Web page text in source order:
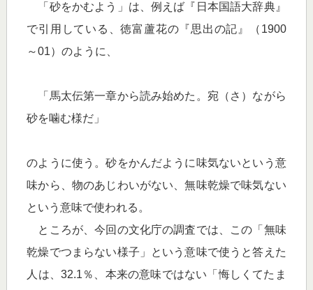
「砂をかむよう」は、例えば『日本国語大辞典』
で引用している、徳富蘆花の『思出の記』（1900
～01）のように、
「馬太伝第一章から読み始めた。宛（さ）ながら
砂を噛む様だ」
のように使う。砂をかんだように味気ないという意
味から、物のあじわいがない、無味乾燥で味気ない
という意味で使われる。
ところが、今回の文化庁の調査では、この「無味
乾燥でつまらない様子」という意味で使うと答えた
人は、32.1％、本来の意味ではない「悔しくてたま